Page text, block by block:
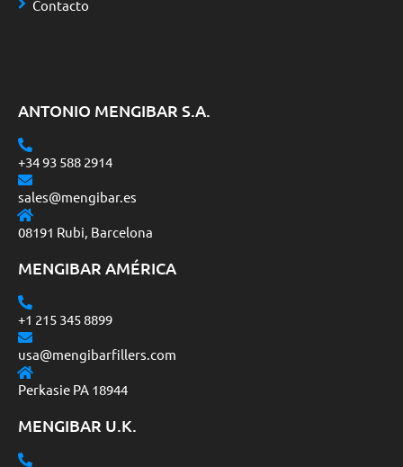
ANTONIO MENGIBAR S.A.
+34 93 588 2914
sales@mengibar.es
08191 Rubi, Barcelona
MENGIBAR AMÉRICA
+1 215 345 8899
usa@mengibarfillers.com
Perkasie PA 18944
MENGIBAR U.K.
Contacto